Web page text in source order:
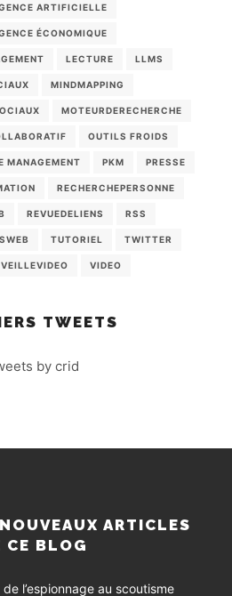
ARTIFICIELLE
ÉCONOMIQUE
LECTURE LLMS
MINDMAPPING
MOTEURDERECHERCHE
OUTILS FROIDS
MANAGEMENT PKM PRESSE
RECHERCHEPERSONNE
REVUEDELIENS RSS
TUTORIEL TWITTER
VEILLEVIDEO VIDEO
TWEETS
by crid
ARTICLES
CE BLOG
l’espionnage au scoutisme